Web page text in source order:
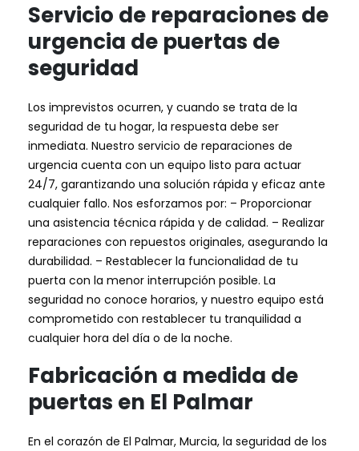
Servicio de reparaciones de
urgencia de puertas de
seguridad
Los imprevistos ocurren, y cuando se trata de la
seguridad de tu hogar, la respuesta debe ser
inmediata. Nuestro servicio de reparaciones de
urgencia cuenta con un equipo listo para actuar
24/7, garantizando una solución rápida y eficaz ante
cualquier fallo. Nos esforzamos por: – Proporcionar
una asistencia técnica rápida y de calidad. – Realizar
reparaciones con repuestos originales, asegurando la
durabilidad. – Restablecer la funcionalidad de tu
puerta con la menor interrupción posible. La
seguridad no conoce horarios, y nuestro equipo está
comprometido con restablecer tu tranquilidad a
cualquier hora del día o de la noche.
Fabricación a medida de
puertas en El Palmar
En el corazón de El Palmar, Murcia, la seguridad de los